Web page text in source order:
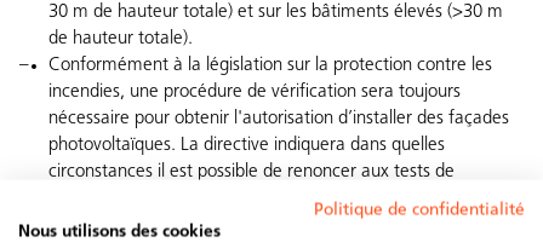
30 m de hauteur totale) et sur les bâtiments élevés (>30 m
de hauteur totale).
Conformément à la législation sur la protection contre les
incendies, une procédure de vérification sera toujours
nécessaire pour obtenir l'autorisation d’installer des façades
photovoltaïques. La directive indiquera dans quelles
circonstances il est possible de renoncer aux tests de
résistance au feu des façades. L'élaboration d'un DET
uniforme et reconnu par l'AEAI nécessite des tests de
Politique de confidentialité
Nous utilisons des cookies